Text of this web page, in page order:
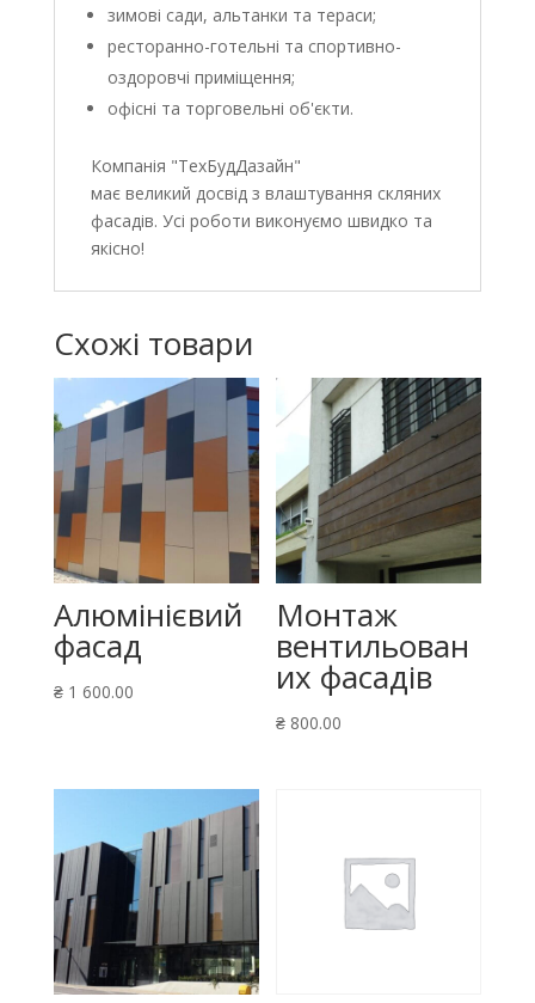
зимові сади, альтанки та тераси;
ресторанно-готельні та спортивно-
оздоровчі приміщення;
офісні та торговельні об'єкти.
Компанія "ТехБудДазайн"
має великий досвід з влаштування скляних
фасадів. Усі роботи виконуємо швидко та
якісно!
Схожі товари
Алюмінієвий
фасад
₴1 600.00
Монтаж
вентильован
их фасадів
₴ 800.00